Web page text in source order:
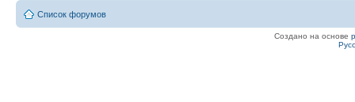
Список форумов
Создано на основе